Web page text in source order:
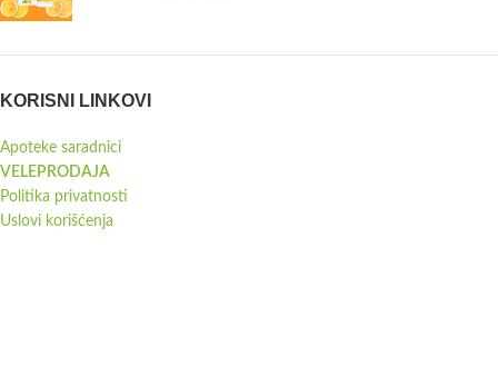
KORISNI LINKOVI
Apoteke saradnici
VELEPRODAJA
Politika privatnosti
Uslovi korišćenja